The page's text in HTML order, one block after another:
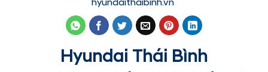
Hyundai Thái Bình